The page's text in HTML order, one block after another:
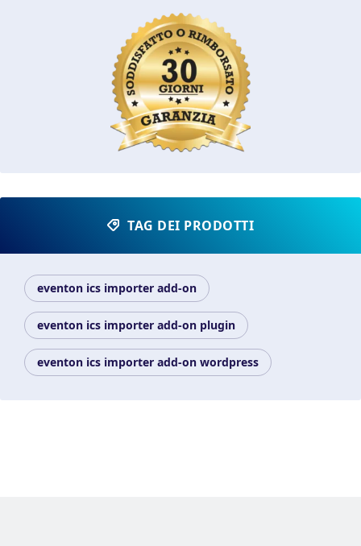
TAG DEI PRODOTTI
eventon ics importer add-on
eventon ics importer add-on plugin
eventon ics importer add-on wordpress